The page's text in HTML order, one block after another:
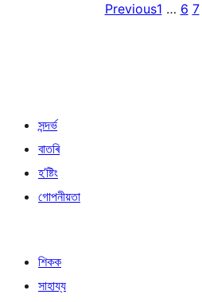
Previous1 … 6 7
সন্দৰ্ভ
বাতৰি
হ’ষ্টিং
গোপনীয়তা
শিকক
সাহায্য